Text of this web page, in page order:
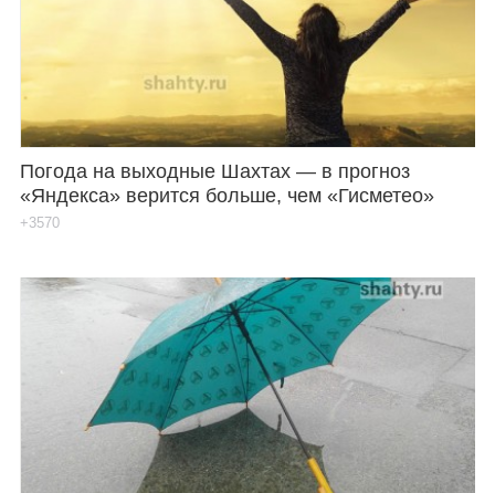
Погода на выходные Шахтах — в прогноз
«Яндекса» верится больше, чем «Гисметео»
+3570